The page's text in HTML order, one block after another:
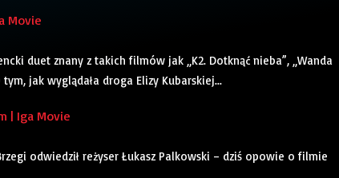
Movie
duet znany z takich filmów jak „K2. Dotknąć nieba”, „Wanda
jak wyglądała droga Elizy Kubarskiej...
| Iga Movie
odwiedził reżyser Łukasz Palkowski – dziś opowie o filmie